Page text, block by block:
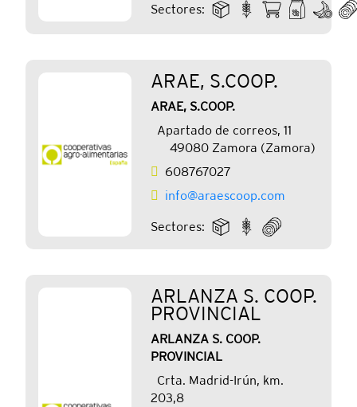
Sectores:
ARAE, S.COOP.
ARAE, S.COOP.
Apartado de correos, 11
49080 Zamora (Zamora)
608767027
info@araescoop.com
Sectores:
ARLANZA S. COOP.
PROVINCIAL
ARLANZA S. COOP.
PROVINCIAL
Crta. Madrid-Irún, km.
203,8